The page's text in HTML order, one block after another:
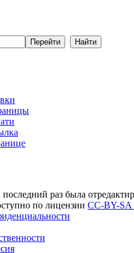
раз была
по лицензии CC-BY-SA